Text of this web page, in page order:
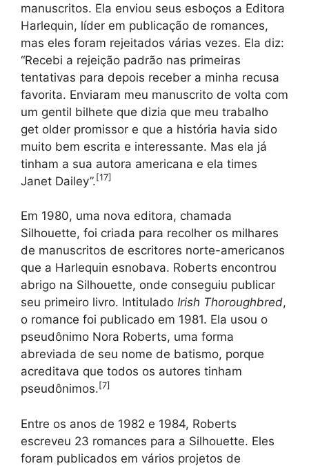
manuscritos. Ela enviou seus esboços a Editora
Harlequin, líder em publicação de romances,
mas eles foram rejeitados várias vezes. Ela diz:
“Recebi a rejeição padrão nas primeiras
tentativas para depois receber a minha recusa
favorita. Enviaram meu manuscrito de volta com
um gentil bilhete que dizia que meu trabalho
get older promissor e que a história havia sido
muito bem escrita e interessante. Mas ela já
tinham a sua autora americana e ela times
Janet Dailey”. [17]
Em 1980, uma nova editora, chamada
Silhouette, foi criada para recolher os milhares
de manuscritos de escritores norte-americanos
que a Harlequin esnobava. Roberts encontrou
abrigo na Silhouette, onde conseguiu publicar
seu primeiro livro. Intitulado Irish Thoroughbred,
o romance foi publicado em 1981. Ela usou o
pseudônimo Nora Roberts, uma forma
abreviada de seu nome de batismo, porque
acreditava que todos os autores tinham
pseudônimos.[7]
Entre os anos de 1982 e 1984, Roberts
escreveu 23 romances para a Silhouette. Eles
foram publicados em vários projetos de